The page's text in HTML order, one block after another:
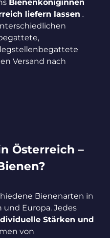
Bienenköniginnen
liefern lassen .
Versand nach
Österreich –
Bienenarten in
und Europa. Jedes
Stärken und
von